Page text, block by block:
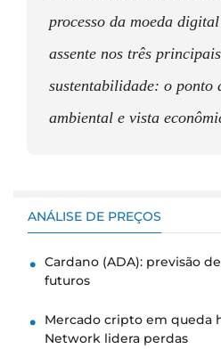
processo da moeda
assente nos três
sustentabilidade: o ponto
ambiental e vista
ANÁLISE DE PREÇOS
Cardano (ADA): previsão
futuros
Mercado cripto em queda
Network lidera perdas